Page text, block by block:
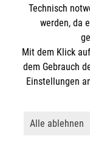
IBAN:
BIC:
So
28207
Email:
Der Malteser
Gewerbesteuer
Technisch
werden, da
Mit dem Klick auf
dem Gebrauch
Einstellungen
Alle ablehnen
Lehnt